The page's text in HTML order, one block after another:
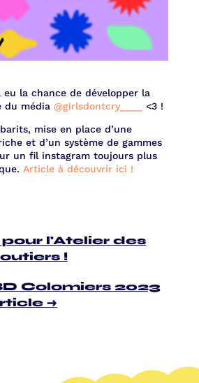
eu la chance de développer la
du média @girlsdontcry____ <3 !
mise en place d’une
et d’un système de gammes
un fil instagram toujours plus
Article à découvrir ici !
l'Atelier des
!
Colomiers 2023
→